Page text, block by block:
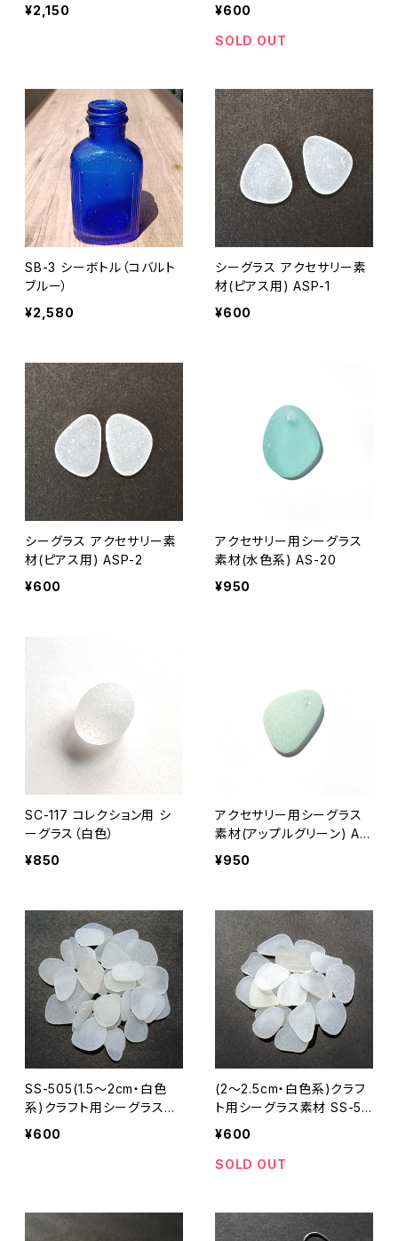
¥2,150
¥600
SOLD OUT
SB-3 シーボトル（コバルト
ブルー）
¥2,580
シーグラス アクセサリー素
材(ピアス用) ASP-1
¥600
シーグラス アクセサリー素
材(ピアス用) ASP-2
¥600
アクセサリー用シーグラス
素材(水色系) AS-20
¥950
SC-117 コレクション用 シ
ーグラス（白色）
¥850
アクセサリー用シーグラス
素材(アップルグリーン) AS
-19
¥950
SS-505(1.5～2cm・白色
系)クラフト用シーグラス素
材
¥600
(2～2.5cm・白色系)クラフ
ト用シーグラス素材 SS-50
8
¥600
SOLD OUT